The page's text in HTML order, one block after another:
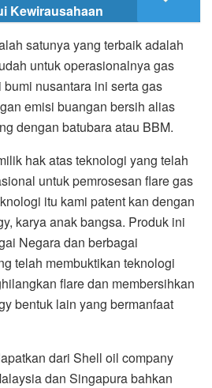
Kewirausahaan
satunya yang terbaik adalah
untuk operasionalnya gas
nusantara ini serta gas
emisi buangan bersih alias
dengan batubara atau BBM.
hak atas teknologi yang telah
untuk pemrosesan flare gas
itu kami patent kan dengan
karya anak bangsa. Produk ini
Negara dan berbagai
telah membuktikan teknologi
flare dan membersihkan
bentuk lain yang bermanfaat
dari Shell oil company
dan Singapura bahkan